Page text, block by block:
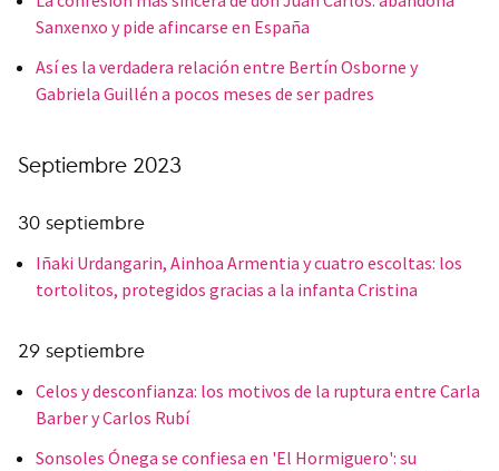
Sanxenxo y pide afincarse en España
Así es la verdadera relación entre Bertín Osborne y
Gabriela Guillén a pocos meses de ser padres
Septiembre 2023
30 septiembre
Iñaki Urdangarin, Ainhoa Armentia y cuatro escoltas: los
tortolitos, protegidos gracias a la infanta Cristina
29 septiembre
Celos y desconfianza: los motivos de la ruptura entre Carla
Barber y Carlos Rubí
Sonsoles Ónega se confiesa en 'El Hormiguero': su